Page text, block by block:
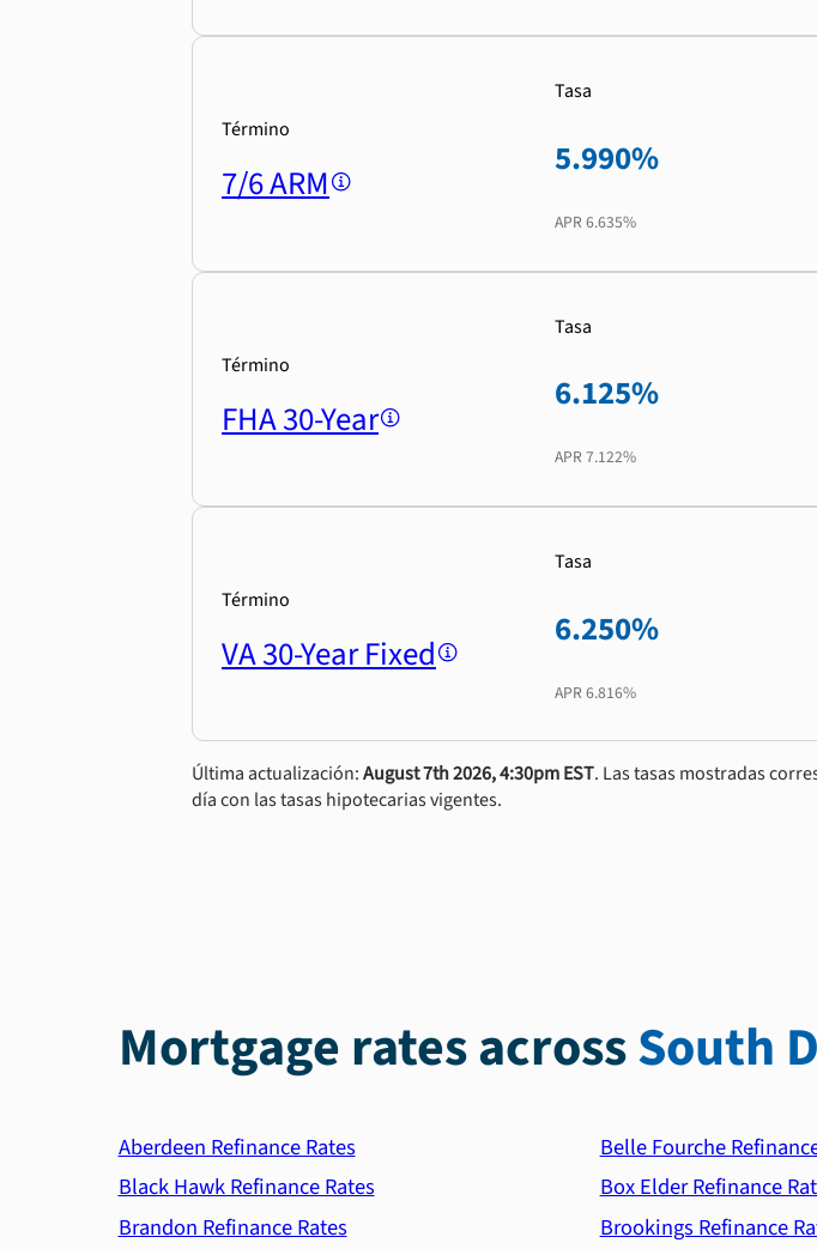
Término
7/6 ARM
Tasa
5.990%
APR 6.635%
Término
FHA 30-Year
Tasa
6.125%
APR 7.122%
Término
VA 30-Year Fixed
Tasa
6.250%
APR 6.816%
Última actualización:August 7th 2026, 4:30pm EST. Las tasas mostradas
día con las tasas hipotecarias vigentes.
Mortgage rates acrossSouth
Aberdeen Refinance Rates
Belle Fourche
Black Hawk Refinance Rates
Box Elder Refinance
Brandon Refinance Rates
Brookings Refinance